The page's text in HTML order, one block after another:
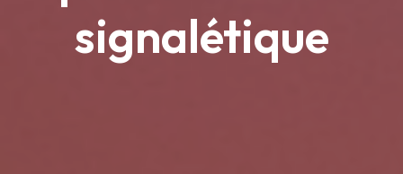
signalétique